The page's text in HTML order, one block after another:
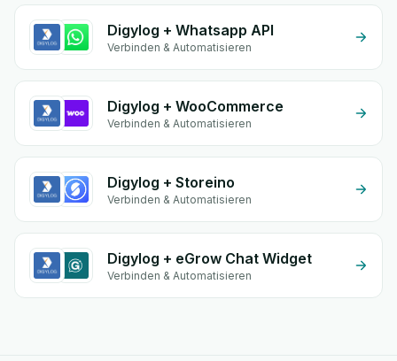
Digylog + Whatsapp API
Verbinden & Automatisieren
Digylog + WooCommerce
Verbinden & Automatisieren
Digylog + Storeino
Verbinden & Automatisieren
Digylog + eGrow Chat Widget
Verbinden & Automatisieren